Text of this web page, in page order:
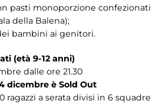
pasti monoporzione confezionati
della Balena);
bambini ai genitori.
(età 9-12 anni)
dalle ore 21.30
dicembre è Sold Out
ragazzi a serata divisi in 6 squadre